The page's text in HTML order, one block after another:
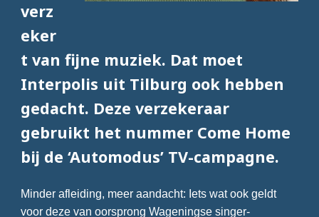
verz
eker
t van fijne muziek. Dat moet
Interpolis uit Tilburg ook hebben
gedacht. Deze verzekeraar
gebruikt het nummer Come Home
bij de ‘Automodus’ TV-campagne.
Minder afleiding, meer aandacht: Iets wat ook geldt
voor deze van oorsprong Wageningse singer-